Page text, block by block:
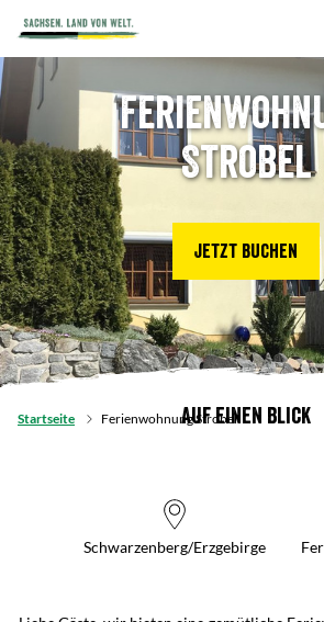
Strobel
Jetzt buchen
Startseite Ferienwohnung StrobelAuf einen Blick
Schwarzenberg/Erzgebirge